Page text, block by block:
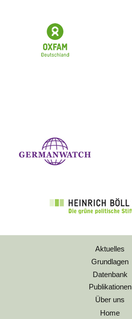
Aktuelles
Grundlagen
Datenbank
Publikationen
Über uns
Home